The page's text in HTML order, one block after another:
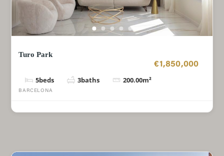
Turo Park
€1,850,000
5beds 3baths 200.00m²
BARCELONA